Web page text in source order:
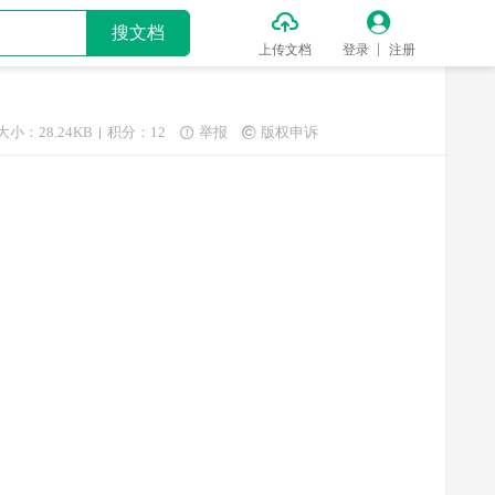
搜文档 
上传文档

登录 注册
小：28.24KB 积分：12  举报  版权申诉